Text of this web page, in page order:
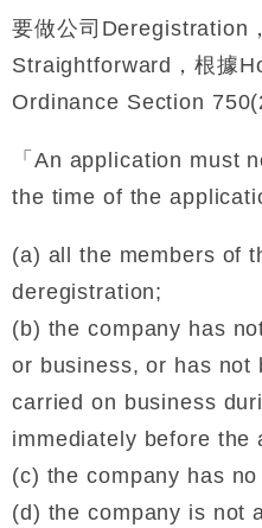
13:44
財經｜內地7月美元
12:44
財經｜日本春季三度
日圓干預創新高
張
15:59
財經｜SA售股自救
要做公司Deregistration
Straightforward，根據
Ordinance Section
「An application must
the time of the
(a) all the members of
deregistration;
(b) the company has
or business, or has not
carried on business
immediately before the
(c) the company has
(d) the company is not